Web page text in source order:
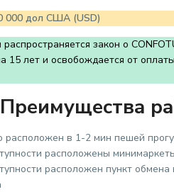
000 дол США (USD)
закон о
15 лет и освобождается от
Преимущества
расположен в 1-2 мин пешей
расположены
расположен пункт